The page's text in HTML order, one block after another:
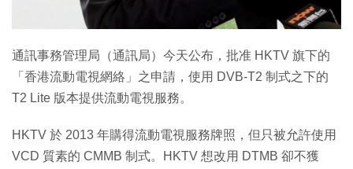
通訊事務管理局（通訊局）今天公布，批准 HKTV 旗下的
「香港流動電視網絡」之申請，使用 DVB-T2 制式之下的
T2 Lite 版本提供流動電視服務。
HKTV 於 2013 年購得流動電視服務牌照，但只被允許使用
VCD 質素的 CMMB 制式。HKTV 想改用 DTMB 卻不獲